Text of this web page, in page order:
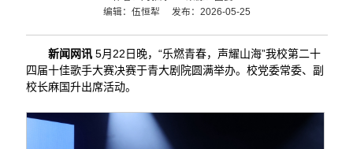
编辑：伍恒犁 发布：2026-05-25
新闻网讯5月22日晚，“乐燃青春，声耀山海”我校第二十
四届十佳歌手大赛决赛于青大剧院圆满举办。校党委常委、副
校长麻国升出席活动。